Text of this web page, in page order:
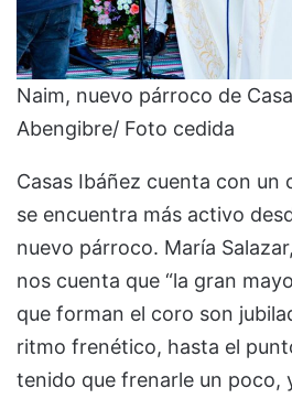
Naim, nuevo párroco de
Abengibre/ Foto cedida
Casas Ibáñez cuenta con un
se encuentra más activo
nuevo párroco. María
nos cuenta que “la gran
que forman el coro son
ritmo frenético, hasta el
tenido que frenarle un poco,